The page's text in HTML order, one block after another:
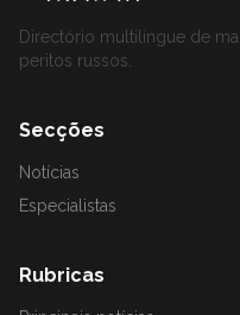
Directório multilingue de
peritos russos.
Secções
Notícias
Especialistas
Rubricas